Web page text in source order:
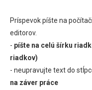
Príspevok píšte na
editorov.
- píšte na celú šírku
riadkov)
- neupravujte text do
na záver práce